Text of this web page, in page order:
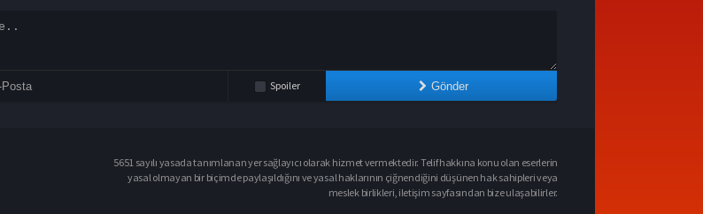
Spoiler Gönder
5651 sayılı yasada tanımlanan yer sağlayıcı olarak hizmet vermektedir. Telif hakkına konu olan eserlerin
yasal olmayan bir biçimde paylaşıldığını ve yasal haklarının çiğnendiğini düşünen hak sahipleri veya
meslek birlikleri, iletişim sayfasından bize ulaşabilirler.